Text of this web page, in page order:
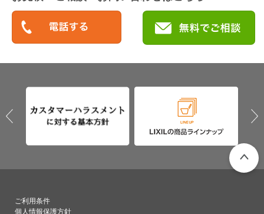
ご利用条件
個人情報保護方針